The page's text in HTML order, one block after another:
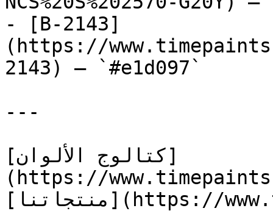
- [B-2143]
(https://
2143) — `#e1d097`
---
[كتالوج الألوان]
(https://
[منتجاتنا](https://www.timepaints.com/ar/products)